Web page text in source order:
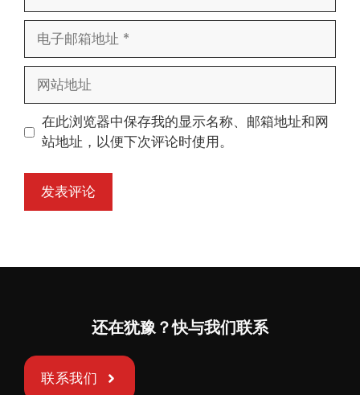
邮
地
址
址
在此浏览器中保存我的显示名称、邮箱地址和网
站地址，以便下次评论时使用。
还在犹豫？快与我们联系
联系我们